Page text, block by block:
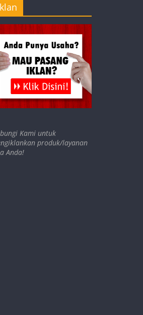
Kami untuk
produk/layanan
Anda!